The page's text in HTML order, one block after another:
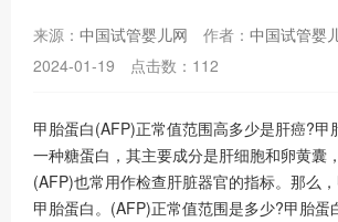
来源： 中国试管婴儿网 作者： 中国试管婴
2024-01-19
点击数： 112
甲胎蛋白(AFP)正常值范围高多少是肝癌?甲
一种糖蛋白，其主要成分是肝细胞和卵黄囊
(AFP)也常用作检查肝脏器官的指标。那么
甲胎蛋白。(AFP)正常值范围是多少?甲胎蛋